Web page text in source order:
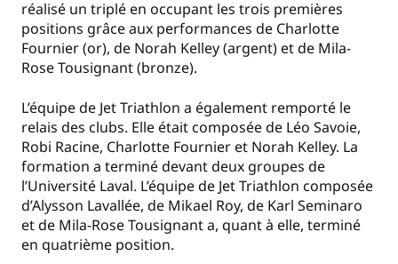
réalisé un triplé en occupant les trois premières
positions grâce aux performances de Charlotte
Fournier (or), de Norah Kelley (argent) et de Mila-
Rose Tousignant (bronze).
L’équipe de Jet Triathlon a également remporté le
relais des clubs. Elle était composée de Léo Savoie,
Robi Racine, Charlotte Fournier et Norah Kelley. La
formation a terminé devant deux groupes de
l’Université Laval. L’équipe de Jet Triathlon composée
d’Alysson Lavallée, de Mikael Roy, de Karl Seminaro
et de Mila-Rose Tousignant a, quant à elle, terminé
en quatrième position.